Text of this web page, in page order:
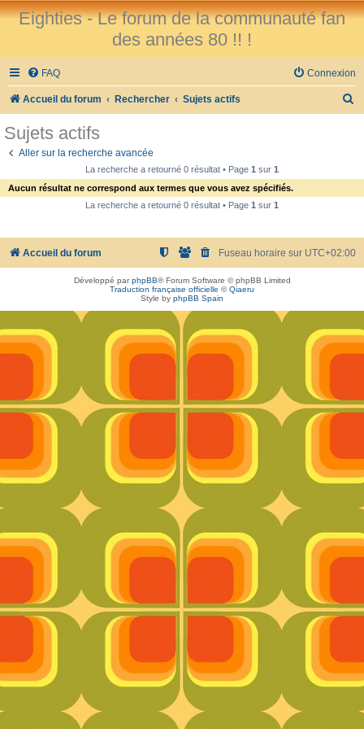
Eighties - Le forum de la communauté fan
des années 80 !! !
FAQ Connexion
Accueil du forum Rechercher Sujets actifs
e
Sujets actifs
Aller sur la recherche avancée
La recherche a retourné 0 résultat • Page 1 sur 1
Aucun résultat ne correspond aux termes que vous avez spécifiés.
La recherche a retourné 0 résultat • Page 1 sur 1
Accueil du forum Fuseau horaire sur UTC+02:00
Développé parphpBB® Forum Software © phpBB Limited
Traduction française officielle ©Qiaeru
Style by phpBB Spain